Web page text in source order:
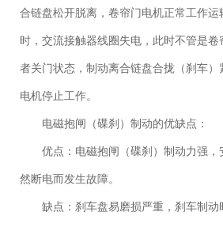
合链盘松开脱离，卷帘门电机正常工作
时，交流接触器线圈失电，此时不管是
者关门状态，制动离合链盘合拢（刹车
电机停止工作。
电磁抱闸（碟刹）制动的优缺点：
优点：电磁抱闸（碟刹）制动力强
然断电而发生故障。
缺点：刹车盘易磨损严重，刹车制